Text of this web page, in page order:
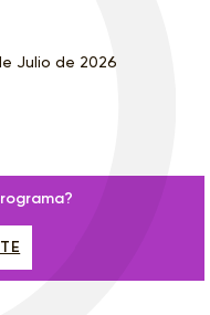
Julio de 2026